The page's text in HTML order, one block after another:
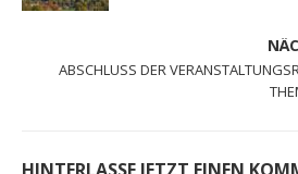
ABSCHLUSS DER